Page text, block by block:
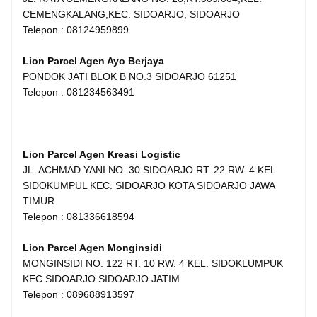
CEMENGKALANG,KEC. SIDOARJO, SIDOARJO
Telepon : 08124959899
Lion Parcel Agen Ayo Berjaya
PONDOK JATI BLOK B NO.3 SIDOARJO 61251
Telepon : 081234563491
Lion Parcel Agen Kreasi Logistic
JL. ACHMAD YANI NO. 30 SIDOARJO RT. 22 RW. 4 KEL
SIDOKUMPUL KEC. SIDOARJO KOTA SIDOARJO JAWA
TIMUR
Telepon : 081336618594
Lion Parcel Agen Monginsidi
MONGINSIDI NO. 122 RT. 10 RW. 4 KEL. SIDOKLUMPUK
KEC.SIDOARJO SIDOARJO JATIM
Telepon : 089688913597